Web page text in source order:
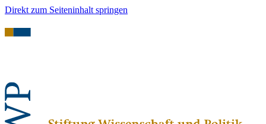
Direkt zum Seiteninhalt springen